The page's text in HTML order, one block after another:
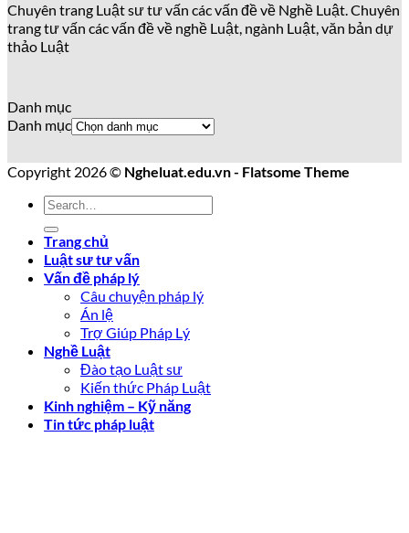
Chuyên trang Luật sư tư vấn các vấn đề về Nghề Luật. Chuyên
trang tư vấn các vấn đề về nghề Luật, ngành Luật, văn bản dự
thảo Luật
Danh mục
Danh mục
Copyright 2026 © Ngheluat.edu.vn - Flatsome Theme
Trang chủ
Luật sư tư vấn
Vấn đề pháp lý
Câu chuyện pháp lý
Án lệ
Trợ Giúp Pháp Lý
Nghề Luật
Đào tạo Luật sư
Kiến thức Pháp Luật
Kinh nghiệm – Kỹ năng
Tin tức pháp luật